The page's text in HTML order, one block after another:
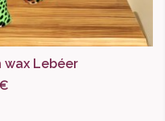
wax Lebéer